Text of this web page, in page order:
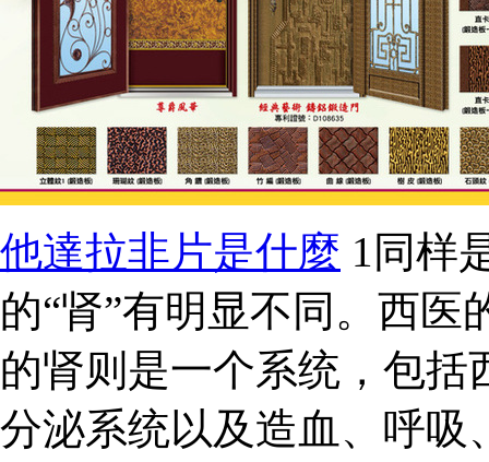
他達拉非片是什麼 1同样
的“肾”有明显不同。西
的肾则是一个系统，包
分泌系统以及造血、呼吸